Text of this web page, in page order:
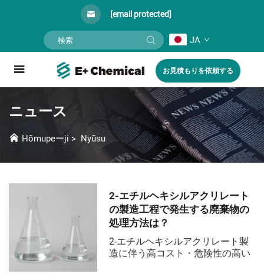
[email protected]
JA
お見積もりを依頼する
ニュース
Hōmupeーji > Nyūsu
2-エチルヘキシルアクリレート
の製造工程で発生する廃棄物の
処理方法は？
2-エチルヘキシルアクリレート製
造に伴う高コスト・危険性の高い